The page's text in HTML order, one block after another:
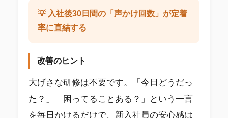
💡 入社後30日間の「声かけ回数」が定着
率に直結する
改善のヒント
大げさな研修は不要です。「今日どうだっ
た？」「困ってることある？」という一言
を毎日かけるだけで、新入社員の安心感は